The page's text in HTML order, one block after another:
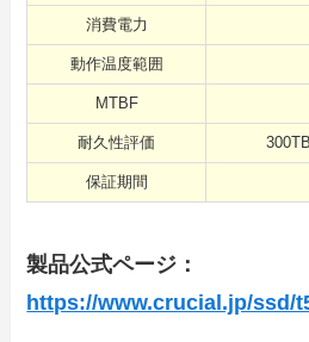
消費電力
動作温度範囲
MTBF
耐久性評価
保証期間
製品公式ページ：
https://www.crucial.jp/ssd/